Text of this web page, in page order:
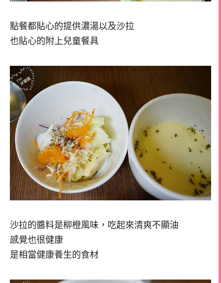
點餐都貼心的提供濃湯以及沙拉
也貼心的附上兒童餐具
沙拉的醬料是柳橙風味，吃起來清爽不顯油
感覺也很健康
是相當健康養生的食材